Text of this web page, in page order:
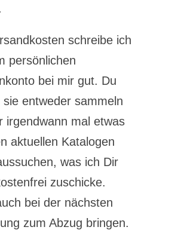
schreibe ich
persönlichen
bei mir gut. Du
sie entweder sammeln
irgendwann mal etwas
aktuellen Katalogen
was ich Dir
zuschicke.
bei der nächsten
zum Abzug bringen.